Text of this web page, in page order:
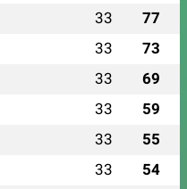
33 77
33 73
33 69
33 59
33 55
33 54